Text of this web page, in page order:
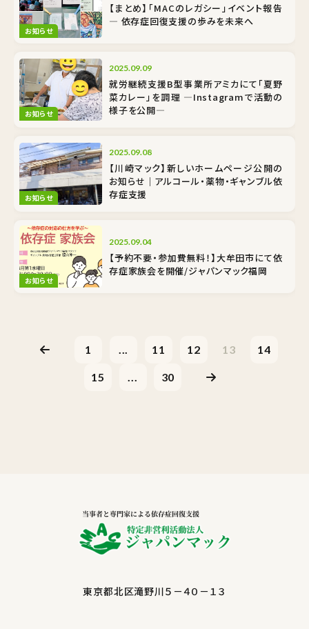
お知らせ
【まとめ】「MACのレガシー」イベント報告
― 依存症回復支援の歩みを未来へ
お知らせ
2025.09.09
就労継続支援B型事業所アミカにて「夏野
菜カレー」を調理 ―Instagramで活動の
様子を公開―
お知らせ
2025.09.08
【川崎マック】新しいホームページ公開の
お知らせ｜アルコール・薬物・ギャンブル依
存症支援
お知らせ
2025.09.04
【予約不要・参加費無料！】大牟田市にて依
存症家族会を開催/ジャパンマック福岡
1 ... 11 12 13 14
15 ... 30
東京都北区滝野川５－４０－１３